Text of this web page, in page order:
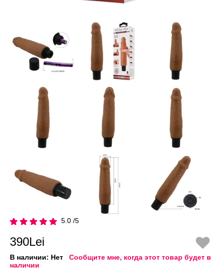
5.0 /5
390Lei
В наличии: Нет
Сообщите мне, когда этот товар будет в
наличии